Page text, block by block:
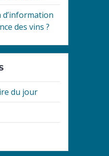
des vins ?
du jour